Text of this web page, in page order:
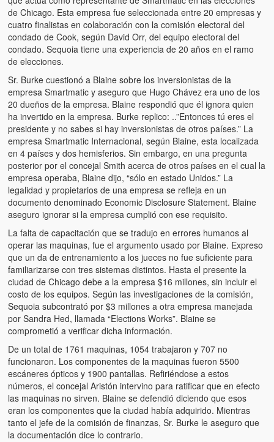
de Chicago. Esta empresa fue seleccionada entre 20 empresas y
cuatro finalistas en colaboración con la comisión electoral del
condado de Cook, según David Orr, del equipo electoral del
condado. Sequoia tiene una experiencia de 20 años en el ramo
de elecciones.
Sr. Burke cuestionó a Blaine sobre los inversionistas de la
empresa Smartmatic y aseguro que Hugo Chávez era uno de los
20 dueños de la empresa. Blaine respondió que él ignora quien
ha invertido en la empresa. Burke replico: ..”Entonces tú eres el
presidente y no sabes si hay inversionistas de otros países.” La
empresa Smartmatic Internacional, según Blaine, esta localizada
en 4 países y dos hemisferios. Sin embargo, en una pregunta
posterior por el concejal Smith acerca de otros países en el cual la
empresa operaba, Blaine dijo, “sólo en estado Unidos.” La
legalidad y propietarios de una empresa se refleja en un
documento denominado Economic Disclosure Statement. Blaine
aseguro ignorar si la empresa cumplió con ese requisito.
La falta de capacitación que se tradujo en errores humanos al
operar las maquinas, fue el argumento usado por Blaine. Expreso
que un da de entrenamiento a los jueces no fue suficiente para
familiarizarse con tres sistemas distintos. Hasta el presente la
ciudad de Chicago debe a la empresa $16 millones, sin incluir el
costo de los equipos. Según las investigaciones de la comisión,
Sequoia subcontrató por $3 millones a otra empresa manejada
por Sandra Hed, llamada “Elections Works”. Blaine se
comprometió a verificar dicha información.
De un total de 1761 maquinas, 1054 trabajaron y 707 no
funcionaron. Los componentes de la maquinas fueron 5500
escáneres ópticos y 1900 pantallas. Refiriéndose a estos
números, el concejal Aristón intervino para ratificar que en efecto
las maquinas no sirven. Blaine se defendió diciendo que esos
eran los componentes que la ciudad había adquirido. Mientras
tanto el jefe de la comisión de finanzas, Sr. Burke le aseguro que
la documentación dice lo contrario.